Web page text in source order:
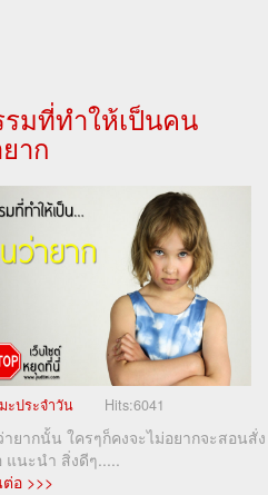
มที่ทำให้เป็นคน
าก
ะประจำวัน Hits:6041
ยากนั้น ใครๆก็คงจะไม่อยากจะสอนสั่ง
แนะนำ สิ่งดีๆ.....
อ >>>